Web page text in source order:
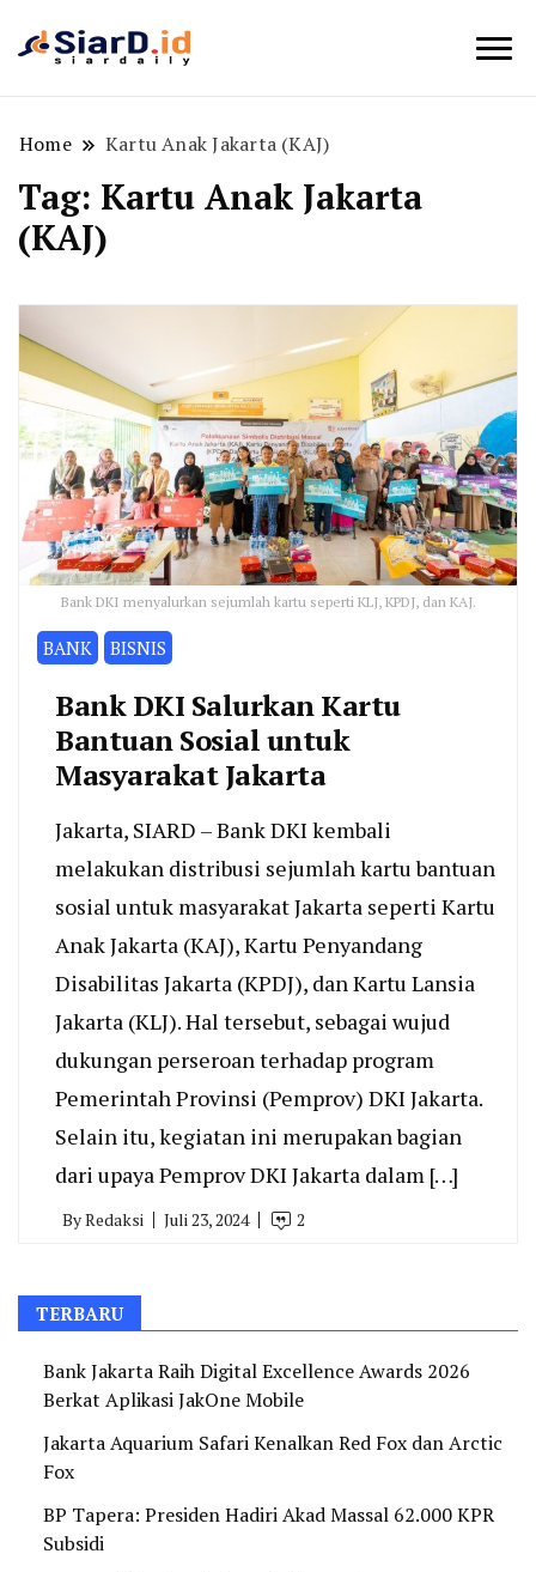
Home Kartu Anak Jakarta (KAJ)
Tag: Kartu Anak Jakarta
(KAJ)
Bank DKI menyalurkan sejumlah kartu seperti KLJ, KPDJ, dan KAJ.
BANK BISNIS
Bank DKI Salurkan Kartu
Bantuan Sosial untuk
Masyarakat Jakarta
Jakarta, SIARD – Bank DKI kembali
melakukan distribusi sejumlah kartu bantuan
sosial untuk masyarakat Jakarta seperti Kartu
Anak Jakarta (KAJ), Kartu Penyandang
Disabilitas Jakarta (KPDJ), dan Kartu Lansia
Jakarta (KLJ). Hal tersebut, sebagai wujud
dukungan perseroan terhadap program
Pemerintah Provinsi (Pemprov) DKI Jakarta.
Selain itu, kegiatan ini merupakan bagian
dari upaya Pemprov DKI Jakarta dalam […]
ByRedaksi Juli 23, 2024 2
TERBARU
Bank Jakarta Raih Digital Excellence Awards 2026
Berkat Aplikasi JakOne Mobile
Jakarta Aquarium Safari Kenalkan Red Fox dan Arctic
Fox
BP Tapera: Presiden Hadiri Akad Massal 62.000 KPR
Subsidi